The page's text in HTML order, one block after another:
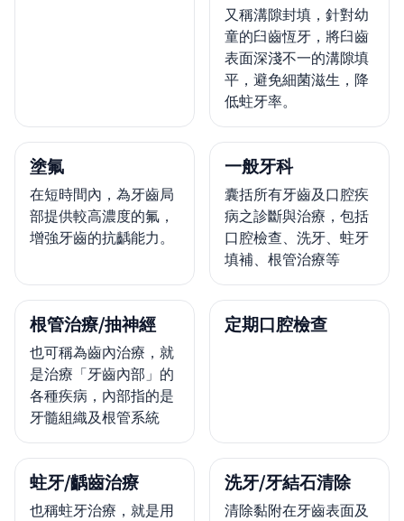
又稱溝隙封填，針對幼
童的臼齒恆牙，將臼齒
表面深淺不一的溝隙填
平，避免細菌滋生，降
低蛀牙率。
塗氟
在短時間內，為牙齒局
部提供較高濃度的氟，
增強牙齒的抗齲能力。
一般牙科
囊括所有牙齒及口腔疾
病之診斷與治療，包括
口腔檢查、洗牙、蛀牙
填補、根管治療等
根管治療/抽神經
也可稱為齒內治療，就
是治療「牙齒內部」的
各種疾病，內部指的是
牙髓組織及根管系統
定期口腔檢查
蛀牙/齲齒治療
也稱蛀牙治療，就是用
洗牙/牙結石清除
清除黏附在牙齒表面及